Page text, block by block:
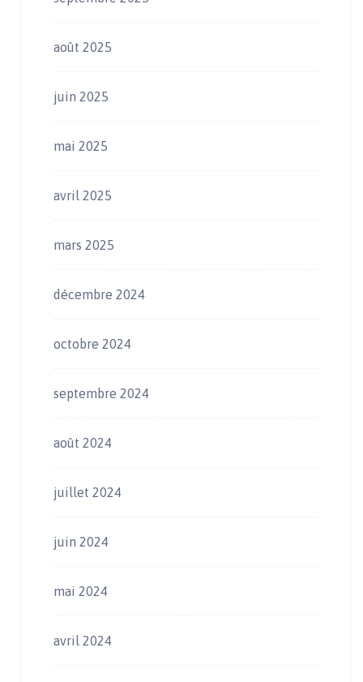
août 2025
juin 2025
mai 2025
avril 2025
mars 2025
décembre 2024
octobre 2024
septembre 2024
août 2024
juillet 2024
juin 2024
mai 2024
avril 2024